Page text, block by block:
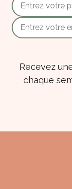
Recevez
chaque